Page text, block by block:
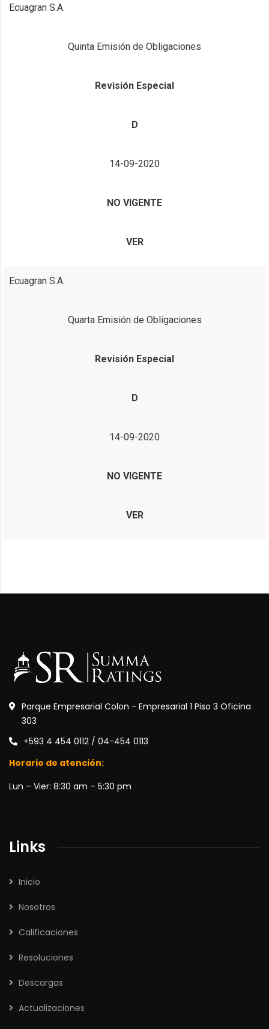
Ecuagran S.A.
Quinta Emisión de Obligaciones
Revisión Especial
D
14-09-2020
NO VIGENTE
VER
Ecuagran S.A.
Quarta Emisión de Obligaciones
Revisión Especial
D
14-09-2020
NO VIGENTE
VER
Parque Empresarial Colon - Empresarial 1 Piso 3 Oficina
303
+593 4 454 0112 / 04-454 0113
Horario de atención:
Lun – Vier: 8:30 am – 5:30 pm
Links
Inicio
Nosotros
Calificaciones
Resoluciones
Descargas
Actualizaciones